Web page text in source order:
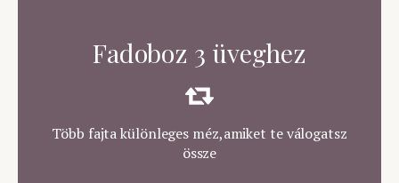
Fadoboz 3 üveghez
Több fajta különleges méz,amiket te válogatsz
össze
Különleges mézek, szépen
csomagolva
ÉRDEKEL